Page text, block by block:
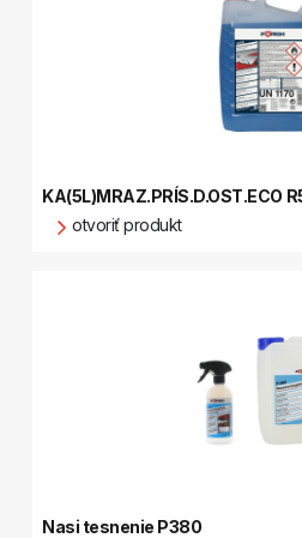
KA(5L)MRAZ.PRÍS.D.OST.ECO
otvoriť produkt
Nasi tesnenie P380